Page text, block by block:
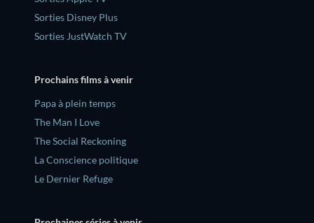
Sorties Disney Plus
Sorties JustWatch TV
Prochains films à venir
‎Papa à plein temps
The Man I Love
The Social Reckoning
La Conscience politique
Le Dernier Refuge